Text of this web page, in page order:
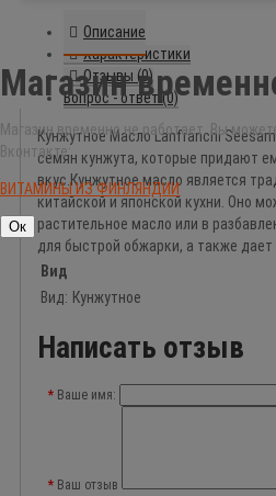
Описание
Характеристики
Отзывы (0)
Вопрос - ответ (0)
Кунжутное Масло Lanfranchi
семян кунжута, которые придают
вкус.Кунжутное масло является
китайской и японской кухни. Оно
растительное масло или в
для быстрой обжарки, а также дает
Вид
Вид: Кунжутное
Написать отзыв
Ваше имя:
Ваш отзыв
Магазин
Магазин временно не работает. Вы
Вконтакте:
ВИТАМИНЫ ИЗ ФИНЛЯНДИИ
Ок